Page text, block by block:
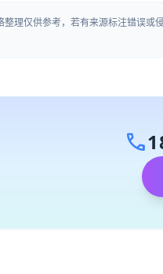
理仅供参考，若有来源标注错误或
call